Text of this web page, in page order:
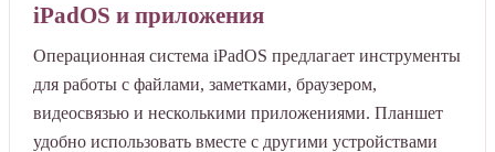
iPadOS и приложения
Операционная система iPadOS предлагает инструменты
для работы с файлами, заметками, браузером,
видеосвязью и несколькими приложениями. Планшет
удобно использовать вместе с другими устройствами